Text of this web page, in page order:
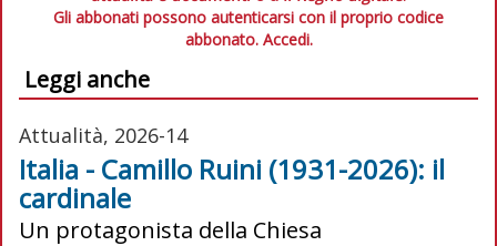
Gli abbonati possono autenticarsi con il proprio codice
abbonato. Accedi.
Leggi anche
Attualità, 2026-14
Italia - Camillo Ruini (1931-2026): il
cardinale
Un protagonista della Chiesa